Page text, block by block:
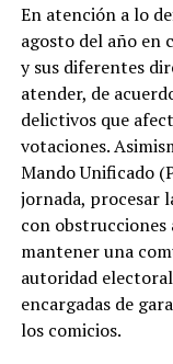
En atención a lo
agosto del año en
y sus diferentes
atender, de
delictivos que
votaciones.
Mando Unificado
jornada, procesar
con
mantener una
autoridad
encargadas de
los comicios.